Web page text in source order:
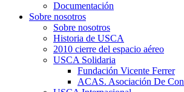
Documentación
Sobre nosotros
Sobre nosotros
Historia de USCA
2010 cierre del espacio aéreo
USCA Solidaria
Fundación Vicente Ferrer
ACAS. Asociación De